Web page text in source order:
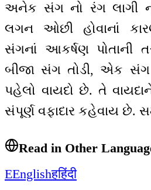
અનેક સંગ નો રંગ લાગી
લગન ઓછી હોવાનાં
સંગનાં આકર્ષણ પોતાની
બીજા સંગ તોડી, એક
પહેલો વાયદો છે. તે
સંપૂર્ણ વફાદાર કહેવાય છે.
Read in Other
EEnglishहहिंदी